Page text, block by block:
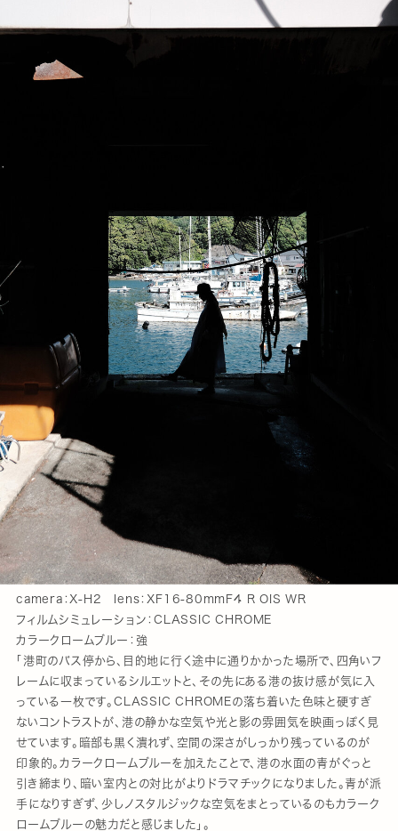
camera：X-H2 lens：XF16-80mmF4 R OIS WR
フィルムシミュレーション：CLASSIC CHROME
カラークロームブルー：強
「港町のバス停から、目的地に行く途中に通りかかった場所で、四角いフ
レームに収まっているシルエットと、その先にある港の抜け感が気に入
っている一枚です。CLASSIC CHROMEの落ち着いた色味と硬すぎ
ないコントラストが、港の静かな空気や光と影の雰囲気を映画っぽく見
せています。暗部も黒く潰れず、空間の深さがしっかり残っているのが
印象的。カラークロームブルーを加えたことで、港の水面の青がぐっと
引き締まり、暗い室内との対比がよりドラマチックになりました。青が派
手になりすぎず、少しノスタルジックな空気をまとっているのもカラーク
ロームブルーの魅力だと感じました」。